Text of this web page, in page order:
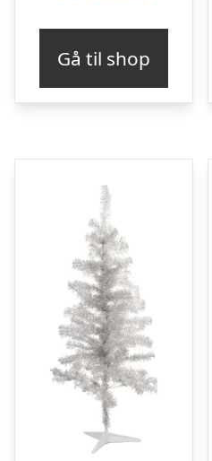
Gå til shop